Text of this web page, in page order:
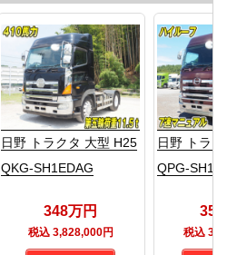
日野 トラクタ 大型 H25
QKG-SH1EDAG
348万円
税込 3,828,000円
日野 トラ
QPG-
358
税込